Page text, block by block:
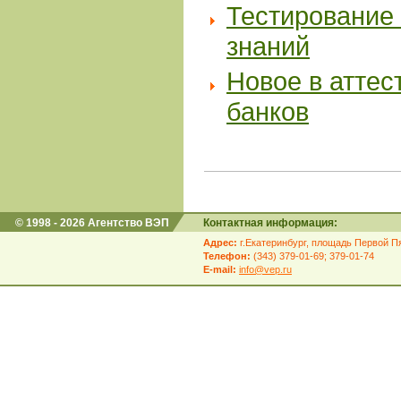
знаний
Новое в
банков
© 1998 - 2026 Агентство ВЭП Контактная информация:
Адрес: г.Екатеринбург, площадь Первой
Телефон: (343) 379-01-69; 379-01-74
E-mail: info@vep.ru